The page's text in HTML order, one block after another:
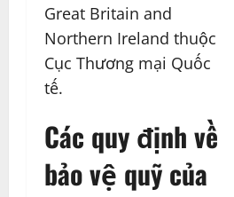
Great Britain and
Northern Ireland thuộc
Cục Thương mại Quốc
tế.
Các quy định về
bảo vệ quỹ của